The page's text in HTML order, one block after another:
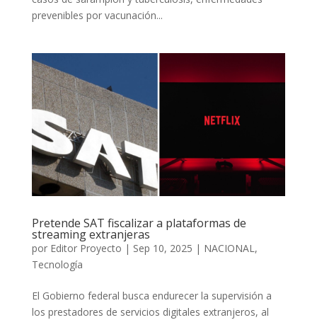
prevenibles por vacunación...
Pretende SAT fiscalizar a plataformas de
streaming extranjeras
por Editor Proyecto | Sep 10, 2025 | NACIONAL,
Tecnología
El Gobierno federal busca endurecer la supervisión a
los prestadores de servicios digitales extranjeros, al